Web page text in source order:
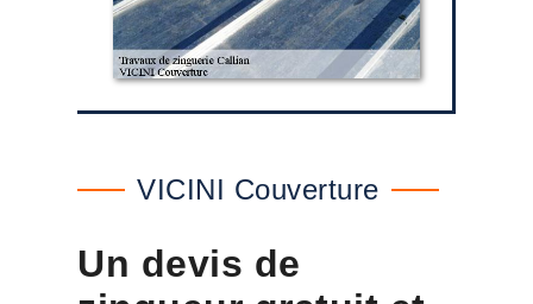
VICINI Couverture
Un devis de